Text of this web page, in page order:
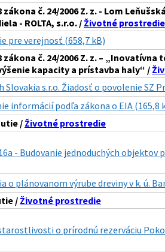
č. 24/2006 Z. z. - Lom
- ROLTA, s.r.o. / Životné prostredie
pre verejnosť (658,7 kB)
č. 24/2006 Z. z. –
kapacity a prístavba haly“ /
Slovakia s.r.o. Žiadosť o povolenie SZ
informácií podľa zákona o EIA (165,8
/ Životné prostredie
- Budovanie jednoduchých
o plánovanom výrube dreviny v k. ú.
/Životné prostredie
o prírodnú rezerváciu